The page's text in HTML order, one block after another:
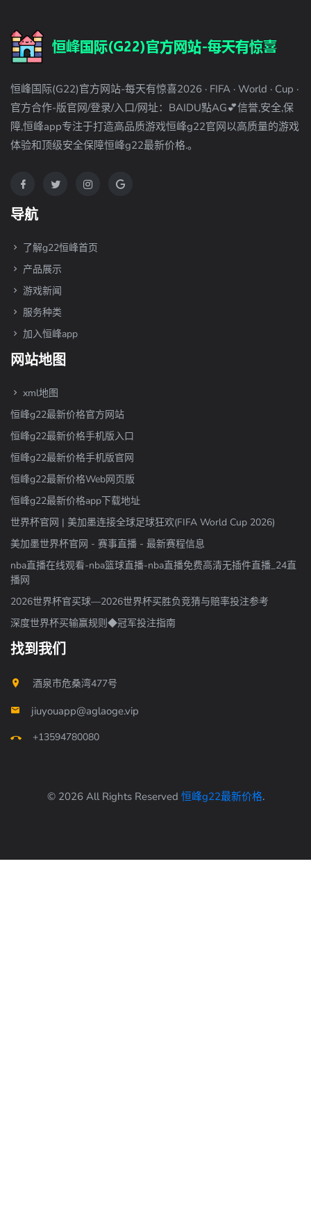
恒峰国际(G22)官方网站-每天有惊喜2026 · FIFA · World · Cup ·
官方合作-版官网/登录/入口/网址：BAIDU點AG💕信誉,安全,保
障,恒峰app专注于打造高品质游戏恒峰g22官网以高质量的游戏
体验和顶级安全保障恒峰g22最新价格.。
导航
了解g22恒峰首页
产品展示
游戏新闻
服务种类
加入恒峰app
网站地图
xml地图
恒峰g22最新价格官方网站
恒峰g22最新价格手机版入口
恒峰g22最新价格手机版官网
恒峰g22最新价格Web网页版
恒峰g22最新价格app下载地址
世界杯官网 | 美加墨连接全球足球狂欢(FIFA World Cup 2026)
美加墨世界杯官网 - 赛事直播 - 最新赛程信息
nba直播在线观看-nba篮球直播-nba直播免费高清无插件直播_24直
播网
2026世界杯官买球—2026世界杯买胜负竞猜与赔率投注参考
深度世界杯买输赢规则◆冠军投注指南
找到我们
酒泉市危桑湾477号
jiuyouapp@aglaoge.vip
+13594780080
© 2026 All Rights Reserved 恒峰g22最新价格.